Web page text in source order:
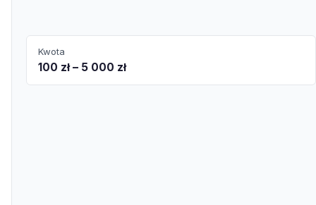
Kwota
100 zł – 5 000 zł